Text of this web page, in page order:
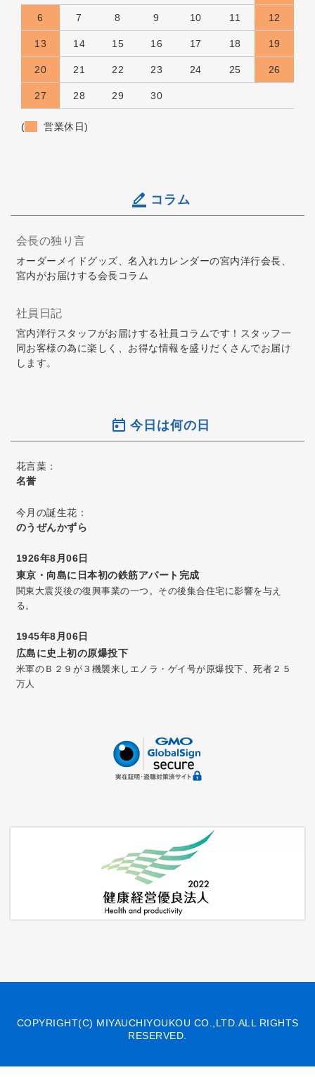
6 7 8 9 10 11 12
13 14 15 16 17 18 19
20 21 22 23 24 25 26
27 28 29 30
( 営業休日)
コラム
会長の独り言
オーダーメイドグッズ、名入れカレンダーの宮内洋行会長、
宮内がお届けする会長コラム
社員日記
宮内洋行スタッフがお届けする社員コラムです！スタッフ一
同お客様の為に楽しく、お得な情報を盛りだくさんでお届け
します。
今日は何の日
花言葉：
名誉
今月の誕生花：
のうぜんかずら
1926年8月06日
東京・向島に日本初の鉄筋アパート完成
関東大震災後の復興事業の一つ。その後集合住宅に影響を与え
る。
1945年8月06日
広島に史上初の原爆投下
米軍のＢ２９が３機襲来しエノラ・ゲイ号が原爆投下、死者２５
万人
COPYRIGHT(C) MIYAUCHIYOUKOU CO.,LTD.ALL RIGHTS
RESERVED.